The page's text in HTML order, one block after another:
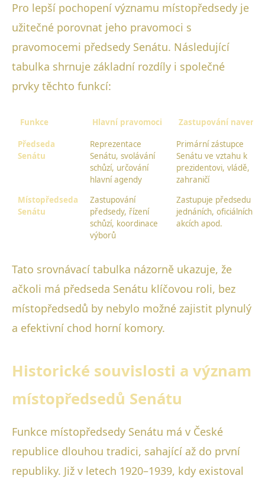
Pro lepší pochopení významu místopředsedy je
užitečné porovnat jeho pravomoci s
pravomocemi předsedy Senátu. Následující
tabulka shrnuje základní rozdíly i společné
prvky těchto funkcí:
Funkce Hlavní pravomoci Zastupování navenek
Předseda
Senátu
Reprezentace
Senátu, svolávání
schůzí, určování
hlavní agendy
Primární zástupce
Senátu ve vztahu k
prezidentovi, vládě,
zahraničí
Místopředseda
Senátu
Zastupování
předsedy, řízení
schůzí, koordinace
výborů
Zastupuje předsedu na
jednáních, oficiálních
akcích apod.
Tato srovnávací tabulka názorně ukazuje, že
ačkoli má předseda Senátu klíčovou roli, bez
místopředsedů by nebylo možné zajistit plynulý
a efektivní chod horní komory.
Historické souvislosti a význam
místopředsedů Senátu
Funkce místopředsedy Senátu má v České
republice dlouhou tradici, sahající až do první
republiky. Již v letech 1920–1939, kdy existoval